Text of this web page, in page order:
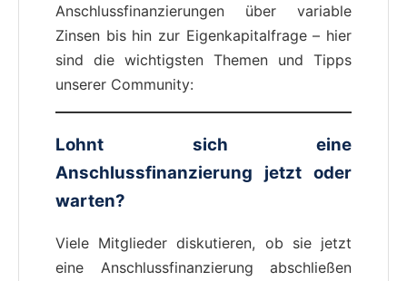
Anschlussfinanzierungen über variable
Zinsen bis hin zur Eigenkapitalfrage – hier
sind die wichtigsten Themen und Tipps
unserer Community:
Lohnt sich eine
Anschlussfinanzierung jetzt oder
warten?
Viele Mitglieder diskutieren, ob sie jetzt
eine Anschlussfinanzierung abschließen